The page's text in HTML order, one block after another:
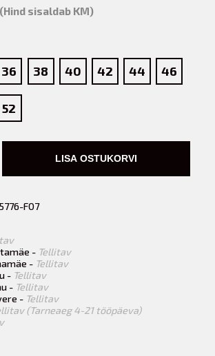
(Hind sisaldab KM)
36 38 40 42 44 46
52
LISA OSTUKORVI
F07
- Tellitav
- Tellitav
- Tellitav
- Tellitav
- Tellitav
(Tarneaeg 4-21 tööpäeva)